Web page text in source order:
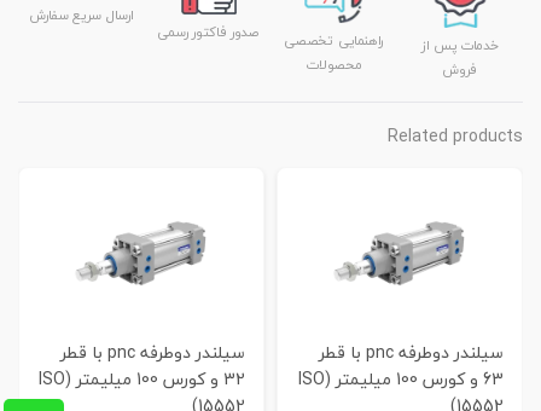
خدمات پس از
فروش
راهنمایی تخصصی
محصولات
صدور فاکتور رسمی
ارسال سریع سفارش
Related products
سیلندر دوطرفه pnc با قطر
63 و کورس 100 میلیمتر (ISO
سیلندر دوطرفه pnc با قطر
32 و کورس 100 میلیمتر (ISO